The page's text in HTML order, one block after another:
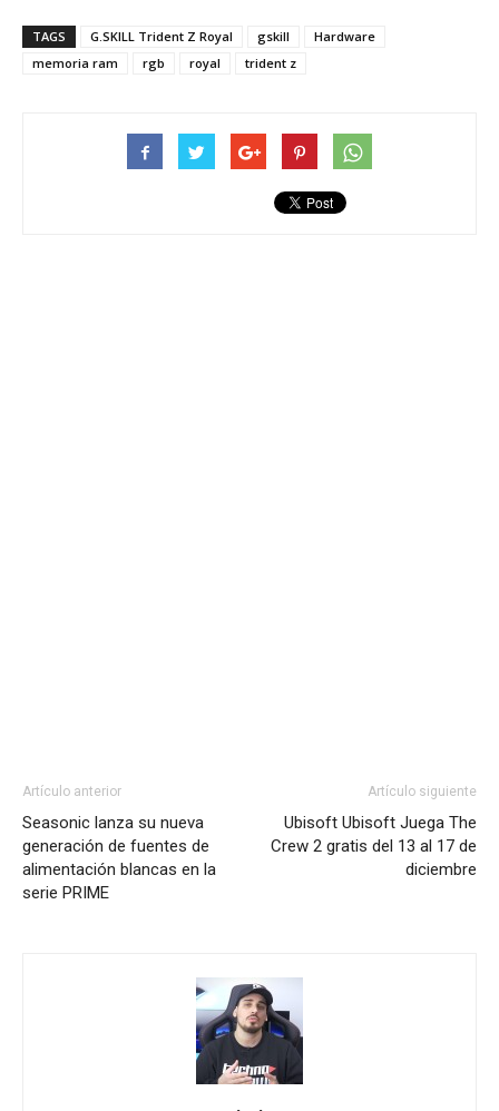
TAGS G.SKILL Trident Z Royal gskill
Hardware
memoria ram
rgb royal trident z
Artículo anterior
Seasonic lanza su nueva
generación de fuentes de
alimentación blancas en la
serie PRIME
Artículo siguiente
Ubisoft Ubisoft Juega The
Crew 2 gratis del 13 al 17 de
diciembre